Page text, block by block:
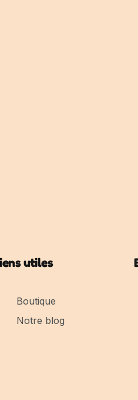
utiles
Boutique
Notre blog